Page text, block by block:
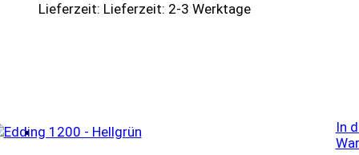
Lieferzeit: Lieferzeit: 2-3 Werktage
In